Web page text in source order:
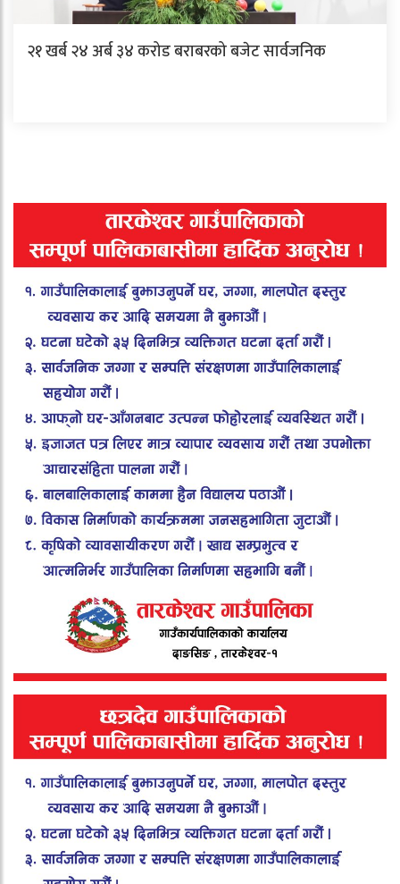
२१ खर्ब २४ अर्ब ३४ करोड बराबरको बजेट सार्वजनिक